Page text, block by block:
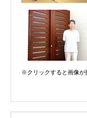
※クリックすると画像が